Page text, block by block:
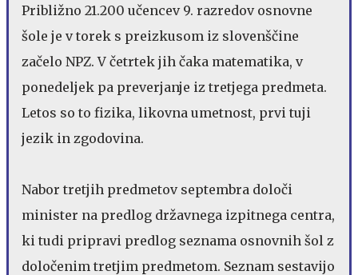
Približno 21.200 učencev 9. razredov osnovne
šole je v torek s preizkusom iz slovenščine
začelo NPZ. V četrtek jih čaka matematika, v
ponedeljek pa preverjanje iz tretjega predmeta.
Letos so to fizika, likovna umetnost, prvi tuji
jezik in zgodovina.
Nabor tretjih predmetov septembra določi
minister na predlog državnega izpitnega centra,
ki tudi pripravi predlog seznama osnovnih šol z
določenim tretjim predmetom. Seznam sestavijo